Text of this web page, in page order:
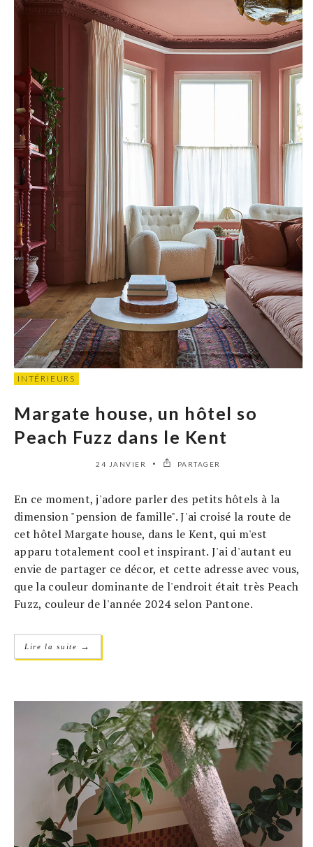
INTÉRIEURS
Margate house, un hôtel so
Peach Fuzz dans le Kent
24 JANVIER PARTAGER
En ce moment, j'adore parler des petits hôtels à la
dimension "pension de famille". J'ai croisé la route de
cet hôtel Margate house, dans le Kent, qui m'est
apparu totalement cool et inspirant. J'ai d'autant eu
envie de partager ce décor, et cette adresse avec vous,
que la couleur dominante de l'endroit était très Peach
Fuzz, couleur de l'année 2024 selon Pantone.
Lire la suite →